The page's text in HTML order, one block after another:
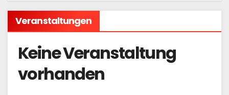
Veranstaltungen
Keine Veranstaltung
vorhanden